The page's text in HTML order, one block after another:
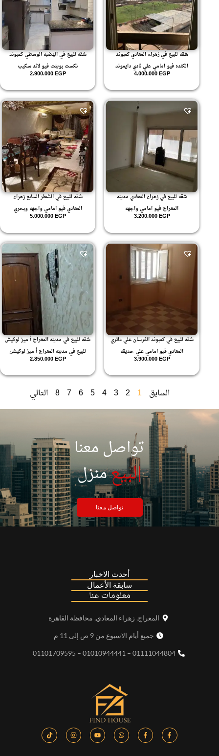
شقه للبيع في زهراء المعادي كمبوند
الكنده فيو امامي علي نادي دايموند
4.000.000EGP
شقه للبيع في الهضبه الوسطي كمبوند
نكست بوينت فيو لاند سكيب
2.900.000EGP
شقه للبيع في زهراء المعادي مدينه
المعراج فيو امامي واجهه
3.200.000EGP
شقه للبيع في الشطر السابع زهراء
المعادي فيو امامي واجهه وبحري
5.000.000EGP
شقه للبيع في كمبوند الفرسان علي دائري
المعادي فيو امامي علي حديقه
3.900.000EGP
شقه للبيع في مدينه المعراج أ ميز لوكيش
للبيع في مدينه المعراج أ ميز لوكيشن
2.850.000EGP
السابق التالي
تواصل معنا
لبيع| منزل
تواصل معنا
أحدث الاخبار
سابقة الأعمال
معلومات عنا
المعراج, زهراء المعادي, محافظة القاهرة
جميع أيام الاسبوع من 9 ص إلى 11 م
01111044804 – 01010944441 – 01101709595